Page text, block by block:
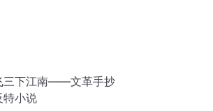
三下江南——文革手抄
特小说